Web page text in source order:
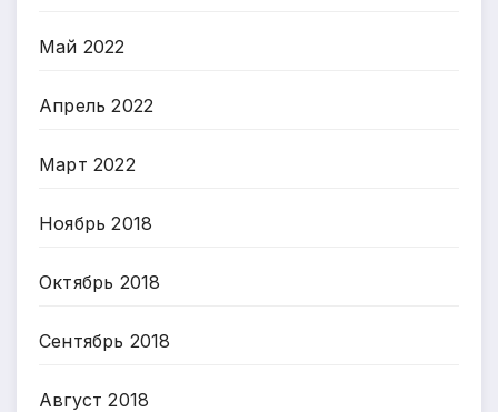
Май 2022
Апрель 2022
Март 2022
Ноябрь 2018
Октябрь 2018
Сентябрь 2018
Август 2018